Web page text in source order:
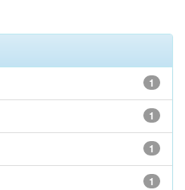
1
1
1
1